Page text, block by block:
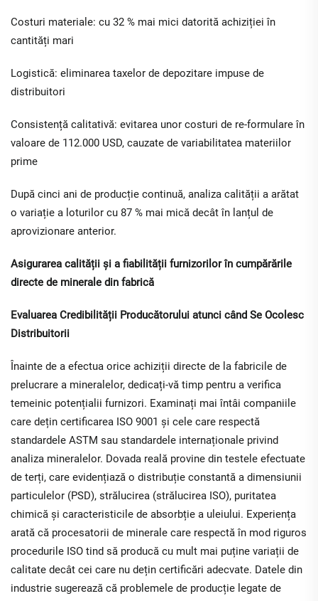
Costuri materiale: cu 32 % mai mici datorită achiziției în
cantități mari
Logistică: eliminarea taxelor de depozitare impuse de
distribuitori
Consistență calitativă: evitarea unor costuri de re-formulare în
valoare de 112.000 USD, cauzate de variabilitatea materiilor
prime
După cinci ani de producție continuă, analiza calității a arătat
o variație a loturilor cu 87 % mai mică decât în lanțul de
aprovizionare anterior.
Asigurarea calității și a fiabilității furnizorilor în cumpărările
directe de minerale din fabrică
Evaluarea Credibilității Producătorului atunci când Se Ocolesc
Distribuitorii
Înainte de a efectua orice achiziții directe de la fabricile de
prelucrare a mineralelor, dedicați-vă timp pentru a verifica
temeinic potențialii furnizori. Examinați mai întâi companiile
care dețin certificarea ISO 9001 și cele care respectă
standardele ASTM sau standardele internaționale privind
analiza mineralelor. Dovada reală provine din testele efectuate
de terți, care evidențiază o distribuție constantă a dimensiunii
particulelor (PSD), strălucirea (strălucirea ISO), puritatea
chimică și caracteristicile de absorbție a uleiului. Experiența
arată că procesatorii de minerale care respectă în mod riguros
procedurile ISO tind să producă cu mult mai puține variații de
calitate decât cei care nu dețin certificări adecvate. Datele din
industrie sugerează că problemele de producție legate de